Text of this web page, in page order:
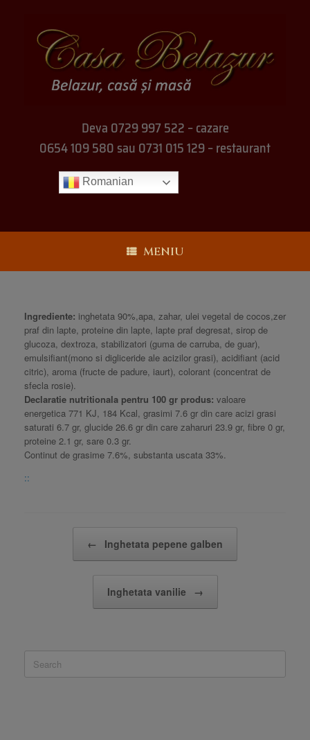
Deva 0729 997 522 – cazare
0654 109 580 sau 0731 015 129 – restaurant
Romanian
MENIU
Ingrediente: inghetata 90%,apa, zahar, ulei vegetal de cocos,zer
praf din lapte, proteine din lapte, lapte praf degresat, sirop de
glucoza, dextroza, stabilizatori (guma de carruba, de guar),
emulsifiant(mono si digliceride ale acizilor grasi), acidifiant (acid
citric), aroma (fructe de padure, iaurt), colorant (concentrat de
sfecla rosie).
Declaratie nutritionala pentru 100 gr produs: valoare
energetica 771 KJ, 184 Kcal, grasimi 7.6 gr din care acizi grasi
saturati 6.7 gr, glucide 26.6 gr din care zaharuri 23.9 gr, fibre 0 gr,
proteine 2.1 gr, sare 0.3 gr.
Continut de grasime 7.6%, substanta uscata 33%.
::
← Inghetata pepene galben
Inghetata vanilie →